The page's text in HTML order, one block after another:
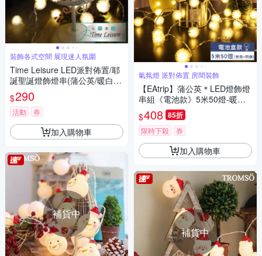
裝飾各式空間 展現迷人氛圍
Time Leisure LED派對佈置/耶
誕聖誕燈飾燈串(蒲公英/暖白/2.
5M)
$290
活動 券
加入購物車
補貨中
氣氛燈 派對佈置 房間裝飾
【EAtrip】蒲公英＊LED燈飾燈
串組《電池款》5米50燈-暖色
$408 85折
限時下殺 券
加入購物車
補貨中